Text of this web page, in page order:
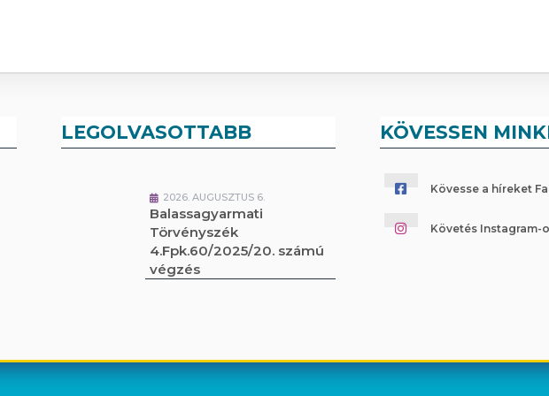
LEGOLVASOTTABB
2026. AUGUSZTUS 6.
Balassagyarmati
Törvényszék
4.Fpk.60/2025/20. számú
végzés
KÖVESSEN
Kövesse a híreket
Követés Instagram-